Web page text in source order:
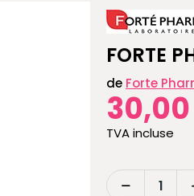
FORTE
de Forte
30,00
TVA incluse